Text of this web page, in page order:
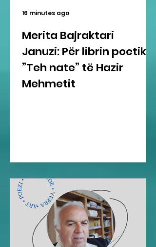
Merita Bajraktari
Januzi: Për librin poetik
”Teh nate” të Hazir
Mehmetit
16 minutes ago